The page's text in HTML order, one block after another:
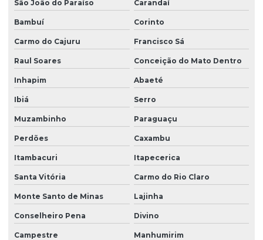
São João do Paraíso Carandaí
Bambuí Corinto
Carmo do Cajuru Francisco Sá
Raul Soares Conceição do Mato Dentro
Inhapim Abaeté
Ibiá Serro
Muzambinho Paraguaçu
Perdões Caxambu
Itambacuri Itapecerica
Santa Vitória Carmo do Rio Claro
Monte Santo de Minas Lajinha
Conselheiro Pena Divino
Campestre Manhumirim